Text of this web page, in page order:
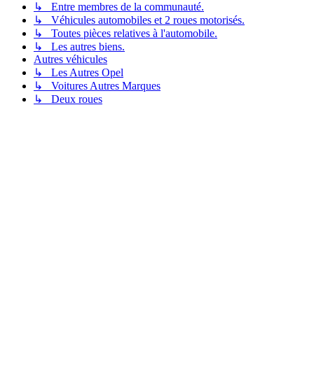
↳ Entre membres de la communauté.
↳ Véhicules automobiles et 2 roues motorisés.
↳ Toutes pièces relatives à l'automobile.
↳ Les autres biens.
Autres véhicules
↳ Les Autres Opel
↳ Voitures Autres Marques
↳ Deux roues